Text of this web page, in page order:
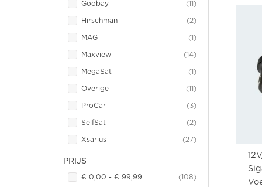
Goobay 11 item
Hirschman 2item
MAG 1 item
Maxview 14item
MegaSat 1 item
Overige 11 item
ProCar 3item
SelfSat 2item
Xsarius 27item
PRIJS
€ 0,00 - € 99,99 108item